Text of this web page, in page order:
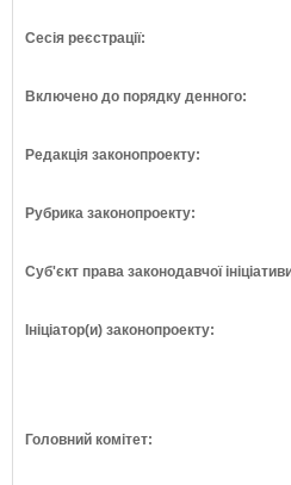
Сесія реєстрації:
Включено до порядку денного:
Редакція законопроекту:
Рубрика законопроекту:
Суб'єкт права законодавчої
Ініціатор(и) законопроекту:
Головний комітет: